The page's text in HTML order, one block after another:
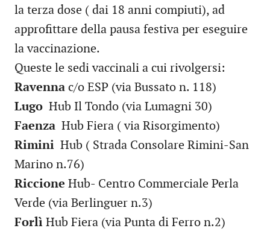
la terza dose ( dai 18 anni compiuti), ad
approfittare della pausa festiva per eseguire
la vaccinazione.
Queste le sedi vaccinali a cui rivolgersi:
Ravenna c/o ESP (via Bussato n. 118)
Lugo Hub Il Tondo (via Lumagni 30)
Faenza Hub Fiera ( via Risorgimento)
Rimini Hub ( Strada Consolare Rimini-San
Marino n.76)
Riccione Hub- Centro Commerciale Perla
Verde (via Berlinguer n.3)
Forlì Hub Fiera (via Punta di Ferro n.2)